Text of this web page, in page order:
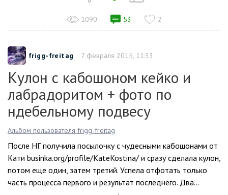
1090 53 2
frigg-freitag 7 февраля 2015, 11:33
Кулон с кабошоном кейко и
лабрадоритом + фото по
ндебельному подвесу
Альбом пользователя frigg-freitag
После НГ получила посылочку с чудесными кабошонами от
Кати businka.org/profile/KateKostina/ и сразу сделала кулон,
потом еще один, затем третий. Успела отфотать только
часть процесса первого и результат последнего. Два...